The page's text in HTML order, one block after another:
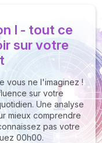
I - tout ce
sur votre
vous ne l'imaginez !
sur votre
Une analyse
mieux comprendre
pas votre
00h00.